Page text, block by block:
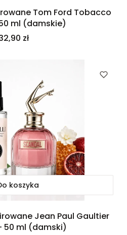
Tom Ford Tobacco
ml (damskie)
zł
koszyka
Jean Paul Gaultier
50 ml (damski)